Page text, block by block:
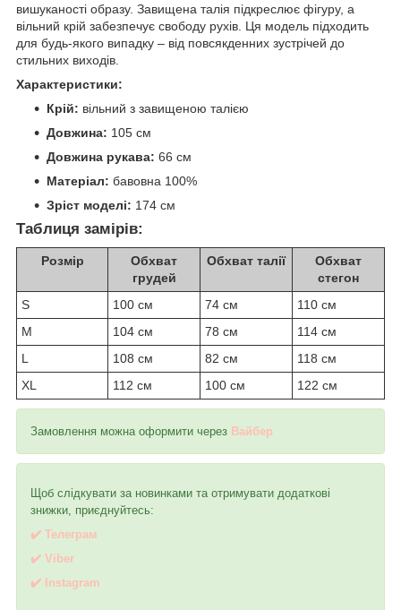
вишуканості образу. Завищена талія підкреслює фігуру, а
вільний крій забезпечує свободу рухів. Ця модель підходить
для будь-якого випадку – від повсякденних зустрічей до
стильних виходів.
Характеристики:
Крій: вільний з завищеною талією
Довжина: 105 см
Довжина рукава: 66 см
Матеріал: бавовна 100%
Зріст моделі: 174 см
Таблиця замірів:
Розмір
Обхват
грудей
Обхват талії
Обхват
стегон
S
100 см 74 см
110 см
M
104 см 78 см
114 см
L
108 см 82 см
118 см
XL
112 см 100 см 122 см
Замовлення можна оформити через Вайбер
Щоб слідкувати за новинками та отримувати додаткові
знижки, приєднуйтесь:
✔️ Телеграм
✔️ Viber
✔️ nstagram